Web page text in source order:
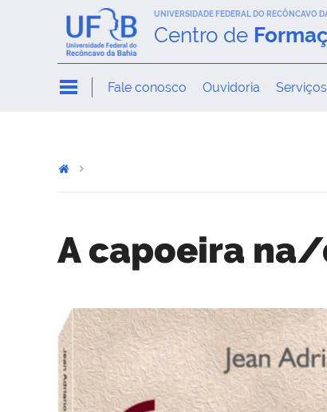
UNIVERSIDADE FEDERAL DO RECÔNCAVO
Centro de
Fale conosco Ouvidoria Serviços
A capoeira